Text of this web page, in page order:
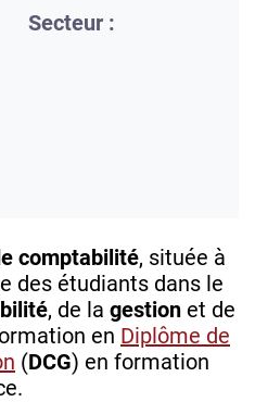
Secteur :
comptabilité, située à
des étudiants dans le
, de la gestion et de
en Diplôme de
(DCG) en formation